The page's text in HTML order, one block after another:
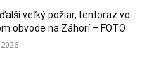
veľký požiar, tentoraz vo
obvode na Záhorí – FOTO